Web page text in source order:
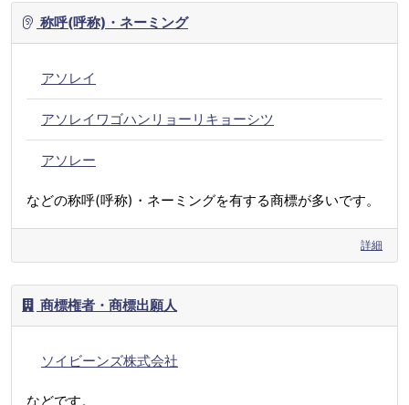
称呼(呼称)・ネーミング
アソレイ
アソレイワゴハンリョーリキョーシツ
アソレー
などの称呼(呼称)・ネーミングを有する商標が多いです。
詳細
商標権者・商標出願人
ソイビーンズ株式会社
などです。